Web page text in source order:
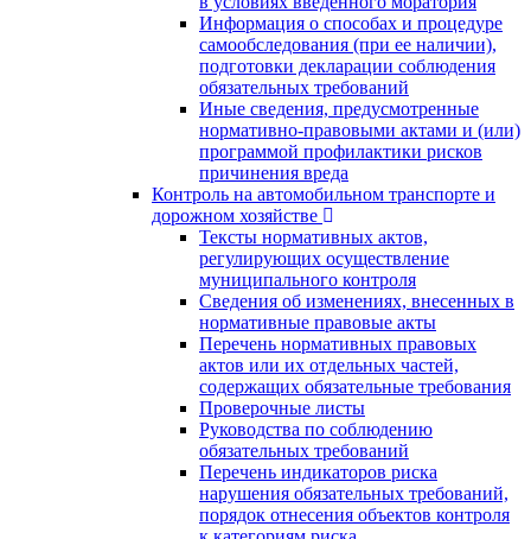
Информация о способах и процедуре
самообследования (при ее наличии),
подготовки декларации соблюдения
обязательных требований
Иные сведения, предусмотренные
нормативно-правовыми актами и (или)
программой профилактики рисков
причинения вреда
Контроль на автомобильном транспорте и
дорожном хозяйстве
Тексты нормативных актов,
регулирующих осуществление
муниципального контроля
Сведения об изменениях, внесенных в
нормативные правовые акты
Перечень нормативных правовых
актов или их отдельных частей,
содержащих обязательные требования
Проверочные листы
Руководства по соблюдению
обязательных требований
Перечень индикаторов риска
нарушения обязательных требований,
порядок отнесения объектов контроля